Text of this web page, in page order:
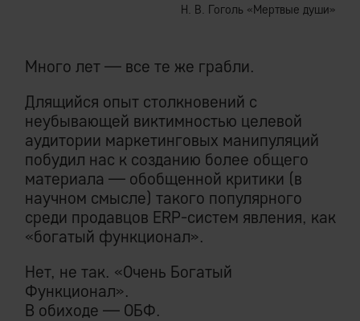
Н. В. Гоголь «Мертвые души»
Много лет — все те же грабли.
Длящийся опыт столкновений с
неубывающей виктимностью целевой
аудитории маркетинговых манипуляций
побудил нас к созданию более общего
материала — обобщенной критики (в
научном смысле) такого популярного
среди продавцов ERP-систем явления, как
«богатый функционал».
Нет, не так. «Очень Богатый
Функционал».
В обиходе — ОБФ.